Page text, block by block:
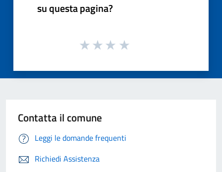
su questa pagina?
Contatta il comune
Leggi le domande frequenti
Richiedi Assistenza